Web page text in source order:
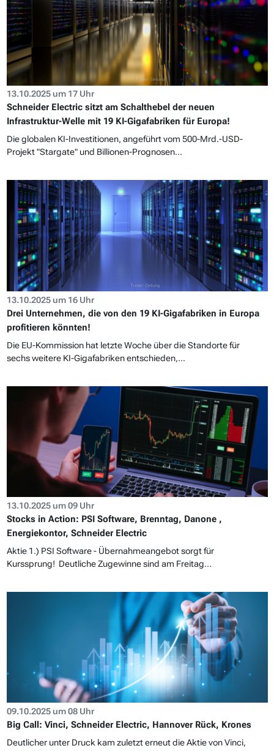
13.10.2025 um 17 Uhr
Schneider Electric sitzt am Schalthebel der neuen
Infrastruktur-Welle mit 19 KI-Gigafabriken für Europa!
Die globalen KI-Investitionen, angeführt vom 500-Mrd.-USD-
Projekt "Stargate" und Billionen-Prognosen...
13.10.2025 um 16 Uhr
Drei Unternehmen, die von den 19 KI-Gigafabriken in Europa
profitieren könnten!
Die EU-Kommission hat letzte Woche über die Standorte für
sechs weitere KI-Gigafabriken entschieden,...
13.10.2025 um 09 Uhr
Stocks in Action: PSI Software, Brenntag, Danone ,
Energiekontor, Schneider Electric
Aktie 1.) PSI Software - Übernahmeangebot sorgt für
Kurssprung! Deutliche Zugewinne sind am Freitag...
09.10.2025 um 08 Uhr
Big Call: Vinci, Schneider Electric, Hannover Rück, Krones
Deutlicher unter Druck kam zuletzt erneut die Aktie von Vinci,